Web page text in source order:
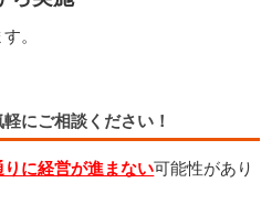
。
にご相談ください！
に経営が進まない可能性があり